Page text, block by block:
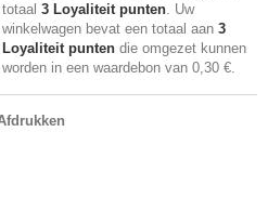
totaal 3 Loyaliteit punten. Uw
winkelwagen bevat een totaal aan 3
Loyaliteit punten die omgezet kunnen
worden in een waardebon van 0,30 €.